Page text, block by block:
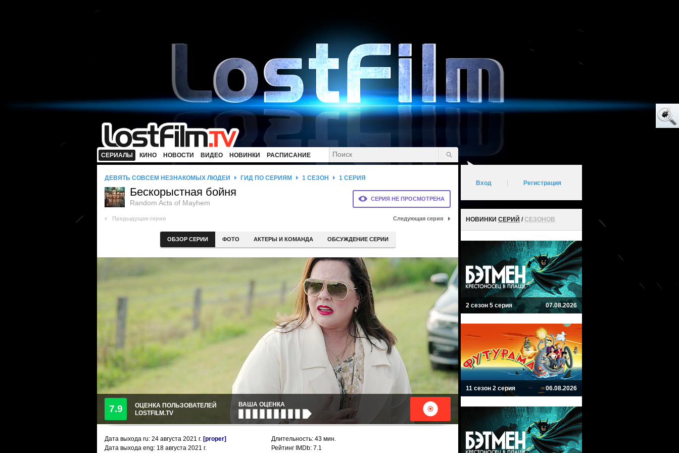
СЕРИАЛЫ КИНО НОВОСТИ ВИДЕО НОВИНКИ РАСПИСАНИЕ
СЕРИЯ НЕ ПРОСМОТРЕНА
ДЕВЯТЬ СОВСЕМ НЕЗНАКОМЫХ ЛЮДЕЙ ГИД ПО СЕРИЯМ 1 СЕЗОН 1 СЕРИЯ
Бескорыстная бойня
Random Acts of Mayhem
Предыдущая серия Следующая серия
ОБЗОР СЕРИИ ФОТО АКТЕРЫ И КОМАНДА ОБСУЖДЕНИЕ СЕРИИ
7.9
ОЦЕНКА ПОЛЬЗОВАТЕЛЕЙ
LOSTFILM.TV
ВАША ОЦЕНКА
Дата выхода ru: 24 августа 2021 г. [proper]
Дата выхода eng: 18 августа 2021 г.
Длительность: 43 мин.
Рейтинг IMDb: 7.1
Вход Регистрация
НОВИНКИ СЕРИЙ /СЕЗОНОВ
2 сезон 5 серия 07.08.2026
11 сезон 2 серия 06.08.2026